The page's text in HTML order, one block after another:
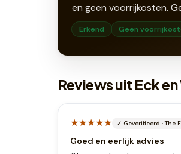
en geen voorrijkosten.
Erkend Geen
Reviews uit Eck
★★★★★ ✓ Geverifieerd ·The
Goed en eerlijk advies